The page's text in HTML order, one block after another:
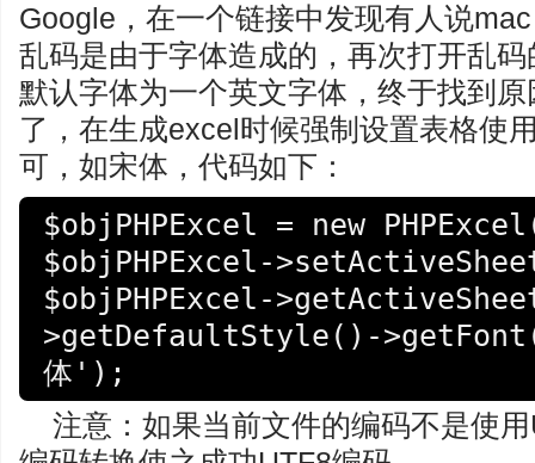
Google，在一个链接中发现有人说
乱码是由于字体造成的，再次打开乱
默认字体为一个英文字体，终于找到
了，在生成excel时候强制设置表格使
可，如宋体，代码如下：
$objPHPExcel = new
$objPHPExcel-
$objPHPExcel-
>getDefaultStyle()-
体');
注意：如果当前文件的编码不是使用